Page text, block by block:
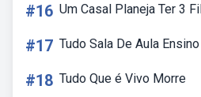
#16 Um Casal Planeja Ter 3
#17 Tudo Sala De Aula
#18 Tudo Que é Vivo Morre